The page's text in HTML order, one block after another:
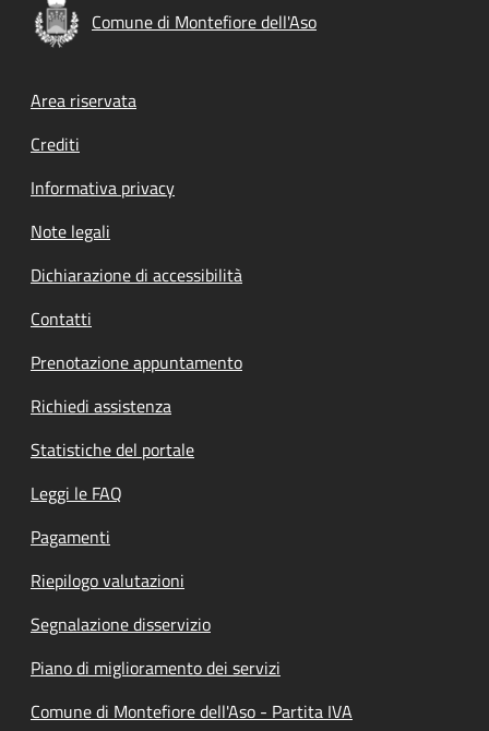
Comune di Montefiore dell'Aso
Footer menu
Area riservata
Crediti
Informativa privacy
Note legali
Dichiarazione di accessibilità
Contatti
Prenotazione appuntamento
Richiedi assistenza
Statistiche del portale
Leggi le FAQ
Pagamenti
Riepilogo valutazioni
Segnalazione disservizio
Piano di miglioramento dei servizi
Comune di Montefiore dell'Aso - Partita IVA